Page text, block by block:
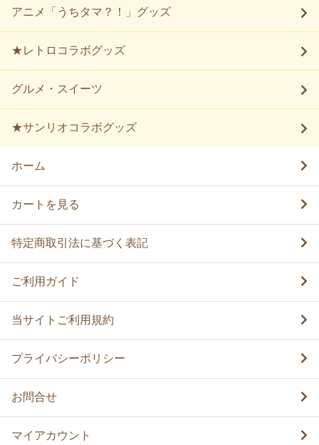
アニメ「うちタマ？！」グッズ
★レトロコラボグッズ
グルメ・スイーツ
★サンリオコラボグッズ
ホーム
カートを見る
特定商取引法に基づく表記
ご利用ガイド
当サイトご利用規約
プライバシーポリシー
お問合せ
マイアカウント